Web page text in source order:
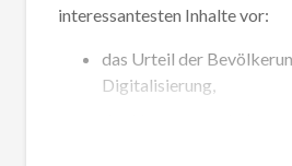
interessantesten Inhalte vor:
das Urteil der
Digitalisierung,
die mit der